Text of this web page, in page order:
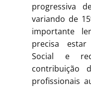
progressiva
variando de
importante
precisa
Social e
contribuição
profissionais